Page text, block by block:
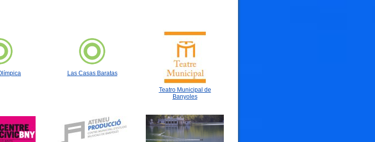
Las Casas Baratas
Teatro Municipal de
Banyoles